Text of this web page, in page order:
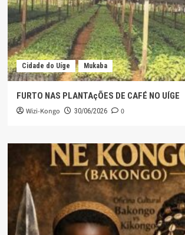
Cidade do Uíge Mukaba
FURTO NAS PLANTAçÕES DE CAFÉ NO UÍGE
Wizi-Kongo 30/06/2026 0